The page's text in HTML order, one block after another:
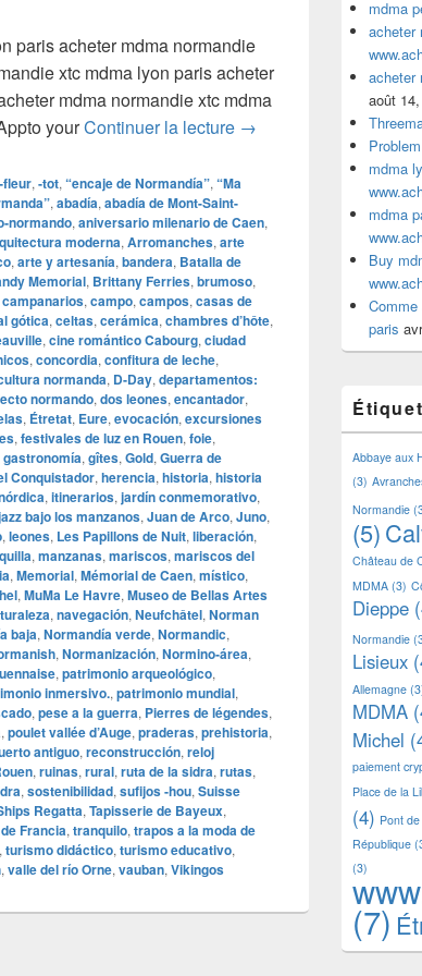
paris acheter mdma normandie
xtc mdma lyon paris acheter
mdma normandie xtc mdma
yourContinuer la lecture acheter mdma
→
‑fleur, ‑tot, “encaje de Normandía”, “Ma
, abadía, abadía de Mont-Saint-
, aniversario milenario de Caen,
moderna, Arromanches, arte
, arte y artesanía, bandera, Batalla de
Memorial, Brittany Ferries, brumoso,
campanarios, campo, campos, casas de
gótica, celtas, cerámica, chambres d’hôte,
, cine romántico Cabourg, ciudad
, concordia, confitura de leche,
normanda, D‑Day, departamentos:
normando, dos leones, encantador,
, Étretat, Eure, evocación, excursiones
, festivales de luz en Rouen, foie,
gastronomía, gîtes, Gold, Guerra de
Conquistador, herencia, historia, historia
, itinerarios, jardín conmemorativo,
bajo los manzanos, Juan de Arco, Juno,
, leones, Les Papillons de Nuit, liberación,
, manzanas, mariscos, mariscos del
, Memorial, Mémorial de Caen, místico,
, MuMa Le Havre, Museo de Bellas Artes
, navegación, Neufchâtel, Norman
baja, Normandía verde, Normandic,
, Normanización, Normino‑área,
, patrimonio arqueológico,
inmersivo., patrimonio mundial,
, pese a la guerra, Pierres de légendes,
, poulet vallée d’Auge, praderas, prehistoria,
antiguo, reconstrucción, reloj
, ruinas, rural, ruta de la sidra, rutas,
, sostenibilidad, sufijos ‑hou, Suisse
Regatta, Tapisserie de Bayeux,
Francia, tranquilo, trapos a la moda de
, turismo didáctico, turismo educativo,
, valle del río Orne, vauban, Vikingos
mdma
acheter
acheter
août
mdma
mdma
Buy
paris
Abbaye aux
(3)
Normandie
(5)
Château de
MDMA (3)
Dieppe
Normandie
Lisieux
Allemagne
MDMA
Michel
paiement
Place de la
(4) Pont
République
(3)
(7)